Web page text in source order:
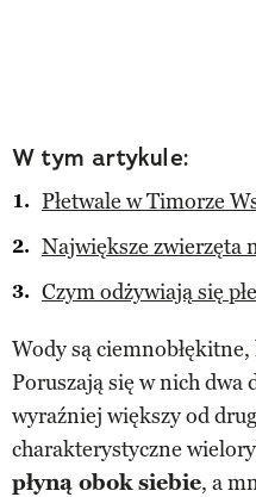
W tym artykule:
Płetwale w Timorze
Największe zwierzęta
Czym odżywiają się
Wody są
Poruszają się w nich dwa
wyraźniej większy od
charakterystyczne
płyną obok siebie, a